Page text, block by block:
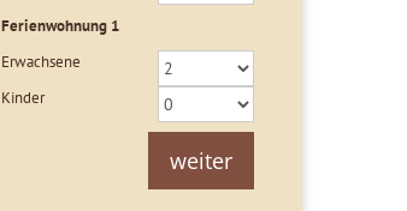
Ferienwohnung 1
Erwachsene
Kinder
weiter